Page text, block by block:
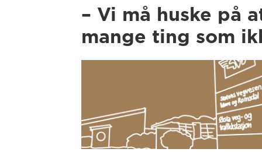
– Vi må huske på
mange ting som